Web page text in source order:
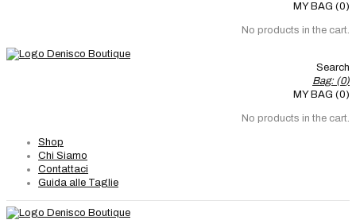
MY BAG (0)
No products in the cart.
Search
Bag: (0)
MY BAG (0)
No products in the cart.
Shop
Chi Siamo
Contattaci
Guida alle Taglie